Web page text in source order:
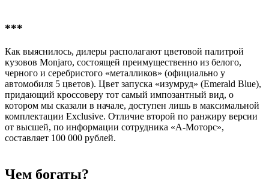
***​
Как выяснилось, дилеры располагают цветовой палитрой
кузовов Monjaro, состоящей преимущественно из белого,
черного и серебристого «металликов» (официально у
автомобиля 5 цветов). Цвет запуска «изумруд» (Emerald Blue),
придающий кроссоверу тот самый импозантный вид, о
котором мы сказали в начале, доступен лишь в максимальной
комплектации Exclusive. Отличие второй по ранжиру версии
от высшей, по информации сотрудника «А-Моторс»,
составляет 100 000 рублей.
Чем богаты?​